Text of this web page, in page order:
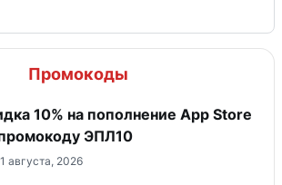
Промокоды
10% на пополнение App Store
ЭПЛ10
августа, 2026